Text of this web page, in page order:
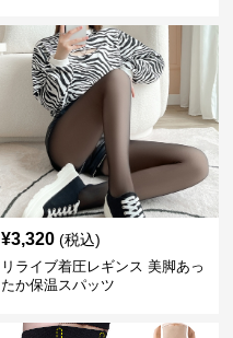
¥3,320 (税込)
リライブ着圧レギンス 美脚あっ
たか保温スパッツ